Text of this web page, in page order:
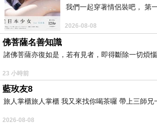
我們一起穿著情侶裝吧， 第
2026-08-08
佛菩薩名善知識
諸佛菩薩亦復如是，若有見者，即得斷除一切煩
23 小時前
藍玫友8
旅人掌櫃旅人掌櫃 我又來找你喝茶囉 帶上三師
2026-08-08